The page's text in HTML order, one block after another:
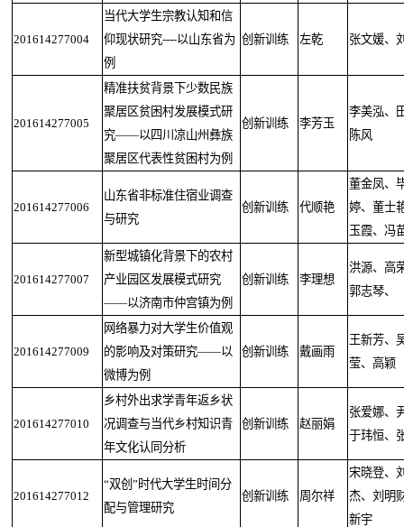
201614277004
当代大学生宗教认知和信
仰现状研究----以山东省为
例
创新训练 左乾 张文媛、
201614277005
精准扶贫背景下少数民族
聚居区贫困村发展模式研
究——以四川凉山州彝族
聚居区代表性贫困村为例
创新训练 李芳玉
李美泓、
陈风
201614277006
山东省非标准住宿业调查
与研究
创新训练 代顺艳
董金凤、
婷、董士
玉霞、冯
201614277007
新型城镇化背景下的农村
产业园区发展模式研究
——以济南市仲宫镇为例
创新训练 李理想
洪源、高
郭志琴、
201614277009
网络暴力对大学生价值观
的影响及对策研究——以
微博为例
创新训练 戴画雨
王新芳、
莹、高颖
201614277010
乡村外出求学青年返乡状
况调查与当代乡村知识青
年文化认同分析
创新训练 赵丽娟
张爱娜、
于玮恒、
201614277012
“双创”时代大学生时间分
配与管理研究
创新训练 周尔祥
宋晓登、
杰、刘明
新宇